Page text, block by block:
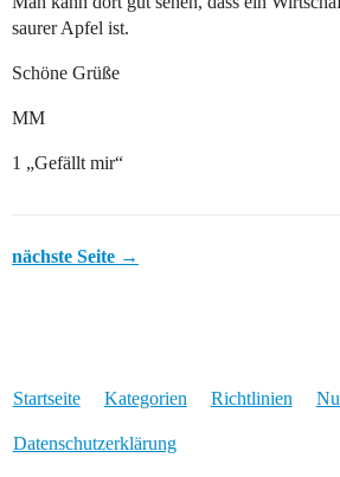
saurer Apfel ist.
Schöne Grüße
MM
1 „Gefällt mir“
nächste Seite →
Startseite Kategorien Richtlinien
Datenschutzerklärung